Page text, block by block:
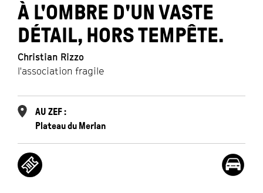
À L'OMBRE D'UN VASTE
DÉTAIL, HORS TEMPÊTE.
Christian Rizzo
l'association fragile
AU ZEF :
Plateau du Merlan